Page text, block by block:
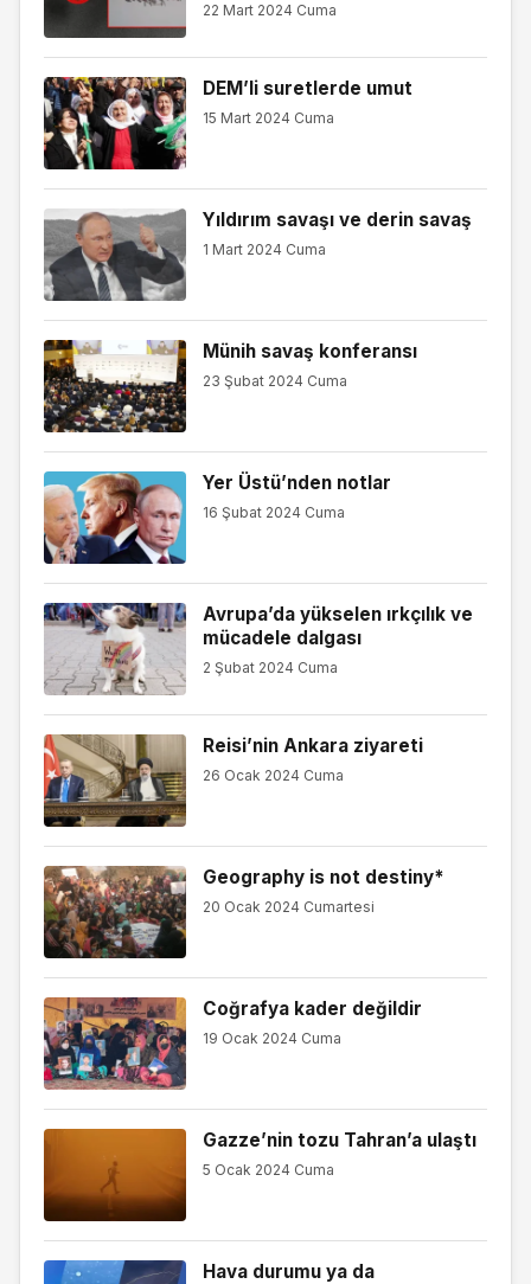
22 Mart 2024 Cuma
DEM’li suretlerde umut
15 Mart 2024 Cuma
Yıldırım savaşı ve derin savaş
1 Mart 2024 Cuma
Münih savaş konferansı
23 Şubat 2024 Cuma
Yer Üstü’nden notlar
16 Şubat 2024 Cuma
Avrupa’da yükselen ırkçılık ve
mücadele dalgası
2 Şubat 2024 Cuma
Reisi’nin Ankara ziyareti
26 Ocak 2024 Cuma
Geography is not destiny*
20 Ocak 2024 Cumartesi
Coğrafya kader değildir
19 Ocak 2024 Cuma
Gazze’nin tozu Tahran’a ulaştı
5 Ocak 2024 Cuma
Hava durumu ya da